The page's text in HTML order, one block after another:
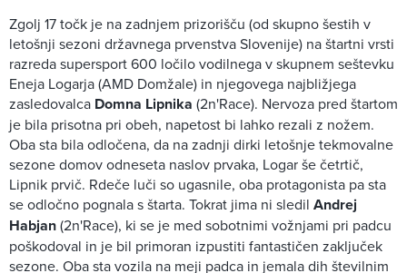
Zgolj 17 točk je na zadnjem prizorišču (od skupno šestih v
letošnji sezoni državnega prvenstva Slovenije) na štartni vrsti
razreda supersport 600 ločilo vodilnega v skupnem seštevku
Eneja Logarja (AMD Domžale) in njegovega najbližjega
zasledovalca Domna Lipnika (2n'Race). Nervoza pred štartom
je bila prisotna pri obeh, napetost bi lahko rezali z nožem.
Oba sta bila odločena, da na zadnji dirki letošnje tekmovalne
sezone domov odneseta naslov prvaka, Logar še četrtič,
Lipnik prvič. Rdeče luči so ugasnile, oba protagonista pa sta
se odločno pognala s štarta. Tokrat jima ni sledil Andrej
Habjan(2n'Race), ki se je med sobotnimi vožnjami pri padcu
poškodoval in je bil primoran izpustiti fantastičen zaključek
sezone. Oba sta vozila na meji padca in jemala dih številnim